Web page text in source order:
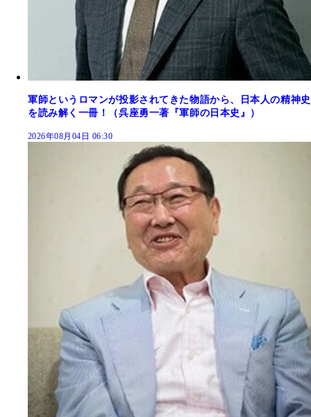
軍師というロマンが投影されてきた物語から、日本人の精神史
を読み解く一冊！（呉座勇一著『軍師の日本史』）
2026年08月04日 06:30